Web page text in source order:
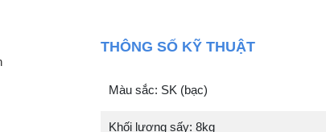
THÔNG SỐ KỸ THUẬT
Màu sắc: SK (bạc)
Khối lượng sấy: 8kg